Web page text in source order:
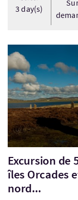
3 day(s)
visite privée
Excursion de
îles Orcades
nord...